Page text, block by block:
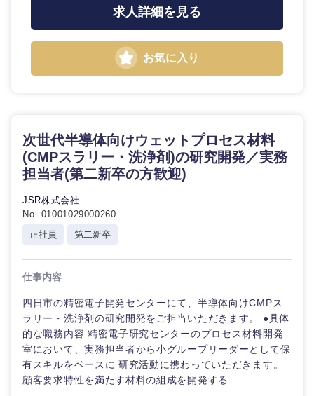
求人詳細を見る
お気に入り
次世代半導体向けウェットプロセス材料
(CMPスラリー・洗浄剤)の研究開発／実務
担当者(第二新卒の方歓迎)
JSR株式会社
No. 01001029000260
正社員
第二新卒
仕事内容
四日市の精密電子開発センターにて、半導体向けCMPス
ラリー・洗浄剤の研究開発をご担当いただきます。 ●具体
的な職務内容 精密電子研究センターのプロセス材料開発
室において、実務担当者から小グループリーダーとして保
有スキルをベースに 研究活動に携わっていただきます。
顧客要求特性を満たす材料の組成を開発する...